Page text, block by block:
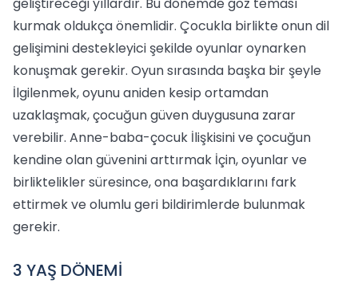
kurmak oldukça önemlidir. Çocukla birlikte onun dil
gelişimini destekleyici şekilde oyunlar oynarken
konuşmak gerekir. Oyun sırasında başka bir şeyle
İlgilenmek, oyunu aniden kesip ortamdan
uzaklaşmak, çocuğun güven duygusuna zarar
verebilir. Anne-baba-çocuk İlişkisini ve çocuğun
kendine olan güvenini arttırmak İçin, oyunlar ve
birliktelikler süresince, ona başardıklarını fark
ettirmek ve olumlu geri bildirimlerde bulunmak
gerekir.
3 YAŞ DÖNEMİ